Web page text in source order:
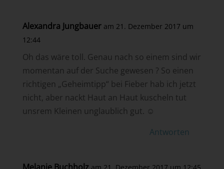
Alexandra Jungbauer am 21. Dezember 2017 um
12:44
Oh das wäre toll. Genau nach so einem sind wir
momentan auf der Suche gewesen ? So einen
richtigen „Geheimtipp“ bei Fieber hab ich jetzt
nicht, aber nackt Haut an Haut kuscheln tut
unsrem Kleinen unglaublich gut. ☺
Antworten